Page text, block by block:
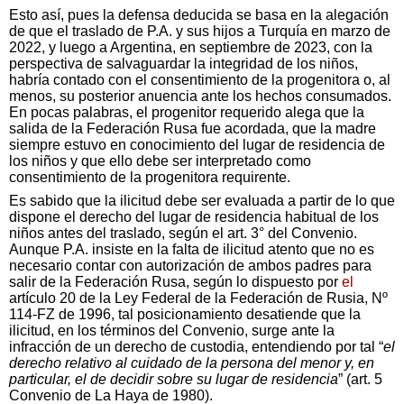
Esto así, pues la defensa deducida se basa en la alegación
de que el traslado de P.A. y sus hijos a Turquía en marzo de
2022, y luego a Argentina, en septiembre de 2023, con la
perspectiva de salvaguardar la integridad de los niños,
habría contado con el consentimiento de la progenitora o, al
menos, su posterior anuencia ante los hechos consumados.
En pocas palabras, el progenitor requerido alega que la
salida de la Federación Rusa fue acordada, que la madre
siempre estuvo en conocimiento del lugar de residencia de
los niños y que ello debe ser interpretado como
consentimiento de la progenitora requirente.
Es sabido que la ilicitud debe ser evaluada a partir de lo que
dispone el derecho del lugar de residencia habitual de los
niños antes del traslado, según el art. 3° del Convenio.
Aunque P.A. insiste en la falta de ilicitud atento que no es
necesario contar con autorización de ambos padres para
salir de la Federación Rusa, según lo dispuesto por el
artículo 20 de la Ley Federal de la Federación de Rusia, Nº
114-FZ de 1996, tal posicionamiento desatiende que la
ilicitud, en los términos del Convenio, surge ante la
infracción de un derecho de custodia, entendiendo por tal “el
derecho relativo al cuidado de la persona del menor y, en
particular, el de decidir sobre su lugar de residencia” (art. 5
Convenio de La Haya de 1980).